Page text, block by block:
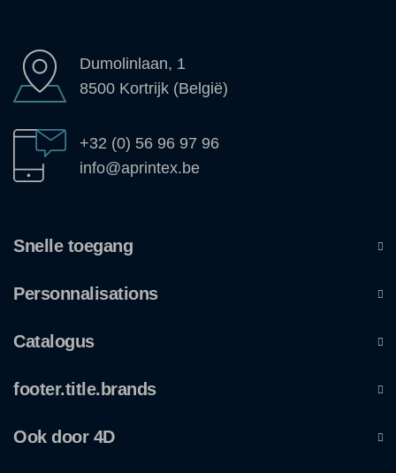
Dumolinlaan, 1
8500 Kortrijk (België)
+32 (0) 56 96 97 96
info@aprintex.be
Snelle toegang
Personnalisations
Catalogus
footer.title.brands
Ook door 4D